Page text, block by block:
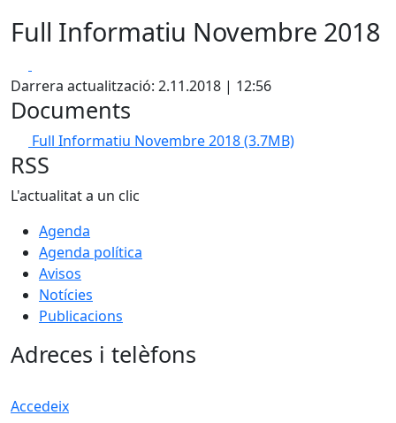
Full Informatiu Novembre 2018
Darrera actualització: 2.11.2018 | 12:56
Documents
Full Informatiu Novembre 2018(3.7MB)
RSS
L'actualitat a un clic
Agenda
Agenda política
Avisos
Notícies
Publicacions
Adreces i telèfons
Accedeix